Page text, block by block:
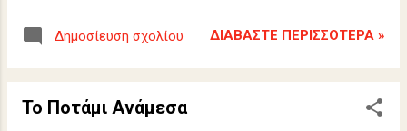
Δημοσίευση σχολίου ΔΙΑΒΆΣΤΕ ΠΕΡΙΣΣΌΤΕΡΑ »
Το Ποτάμι Ανάμεσα